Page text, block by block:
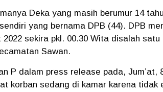
Deka yang masih berumur 14
yang bernama DPB (44). DPB
sekira pkl. 00.30 Wita disalah satu
Sawan.
P dalam press release pada, Jum’at,
korban sedang di kamar karena tidak